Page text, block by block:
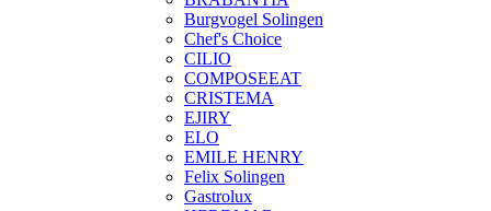
Burgvogel Solingen
Chef's Choice
CILIO
COMPOSEEAT
CRISTEMA
EJIRY
ELO
EMILE HENRY
Felix Solingen
Gastrolux